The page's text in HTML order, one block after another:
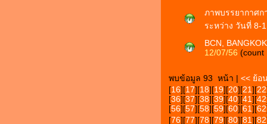
ภาพบรรยากาศก
ระหว่าง วันที่ 8-
BCN,
12/07/56 (count
พบข้อมูล 93 หน้า | << ย้อ
[16][17][18][19][20][21][22
[36][37][38][39][40][41][42
[56][57][58][59][60][61][62
[76][77][78][79][80][81][82